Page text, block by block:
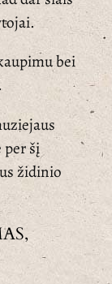
bei
šį
židinio